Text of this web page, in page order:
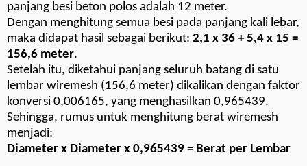
panjang besi beton polos adalah 12 meter.
Dengan menghitung semua besi pada panjang kali lebar,
maka didapat hasil sebagai berikut: 2,1 x 36 + 5,4 x 15 =
156,6 meter.
Setelah itu, diketahui panjang seluruh batang di satu
lembar wiremesh (156,6 meter) dikalikan dengan faktor
konversi 0,006165, yang menghasilkan 0,965439.
Sehingga, rumus untuk menghitung berat wiremesh
menjadi:
Diameter x Diameter x 0,965439 = Berat per Lembar